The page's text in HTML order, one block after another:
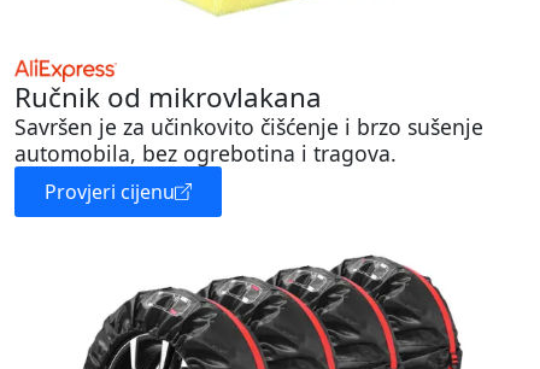
Ručnik od mikrovlakana
Savršen je za učinkovito čišćenje i brzo sušenje
automobila, bez ogrebotina i tragova.
Provjeri cijenu